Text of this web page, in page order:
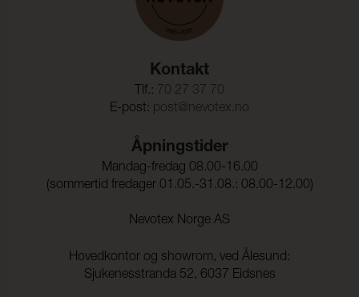
Kontakt
Tlf.: 70 27 37 70
E-post: post@nevotex.no
Åpningstider
Mandag-fredag 08.00-16.00
(sommertid fredager 01.05.-31.08.: 08.00-12.00)
Nevotex Norge AS
Hovedkontor og showrom, ved Ålesund:
Sjukenesstranda 52, 6037 Eidsnes